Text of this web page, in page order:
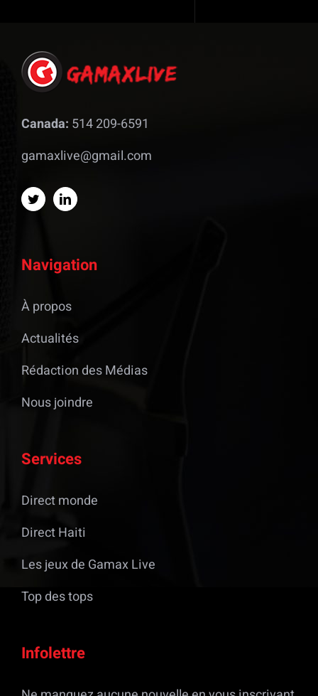
Canada: 514 209-6591
gamaxlive@gmail.com
Navigation
À propos
Actualités
Rédaction des Médias
Nous joindre
Services
Direct monde
Direct Haiti
Les jeux de Gamax Live
Top des tops
Infolettre